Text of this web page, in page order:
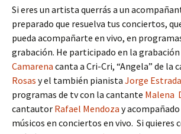
Si eres un artista querrás a un
preparado que resuelva tus conciertos,
pueda acompañarte en vivo, en
grabación. He participado en la grabación
Camarena canta a Cri-Cri, “Angela” de la
Rosas y el también pianista Jorge Estrada
programas de tv con la cantante Malena
cantautor Rafael Mendoza y
músicos en conciertos en vivo. Si quieres